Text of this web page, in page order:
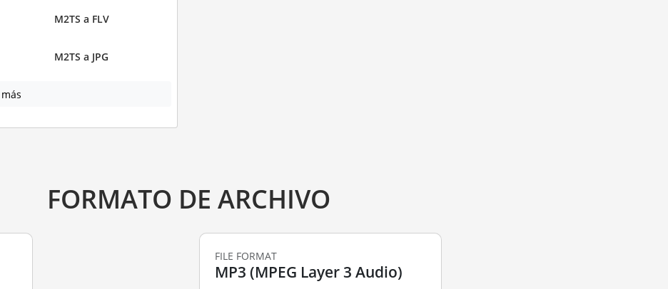
M2TS a FLV
M2TS a JPG
FORMATO DE ARCHIVO
FILE FORMAT
MP3 (MPEG Layer 3 Audio)